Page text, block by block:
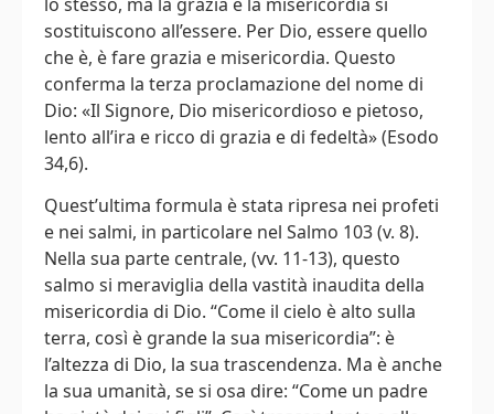
sostituiscono all’essere. Per Dio, essere quello
che è, è fare grazia e misericordia. Questo
conferma la terza proclamazione del nome di
Dio: «Il Signore, Dio misericordioso e pietoso,
lento all’ira e ricco di grazia e di fedeltà» (Esodo
34,6).
Quest’ultima formula è stata ripresa nei profeti
e nei salmi, in particolare nel Salmo 103 (v. 8).
Nella sua parte centrale, (vv. 11-13), questo
salmo si meraviglia della vastità inaudita della
misericordia di Dio. “Come il cielo è alto sulla
terra, così è grande la sua misericordia”: è
l’altezza di Dio, la sua trascendenza. Ma è anche
la sua umanità, se si osa dire: “Come un padre